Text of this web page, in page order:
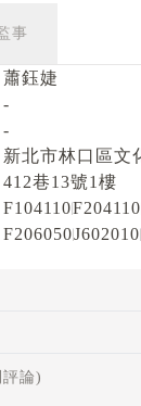
事
蕭鈺婕
-
-
新北市林口區文
412巷13號1樓
F104110F204110
F206050J602010
論)